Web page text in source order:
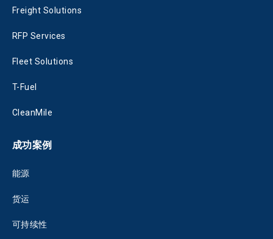
Freight Solutions
RFP Services
Fleet Solutions
T-Fuel
CleanMile
成功案例
能源
货运
可持续性